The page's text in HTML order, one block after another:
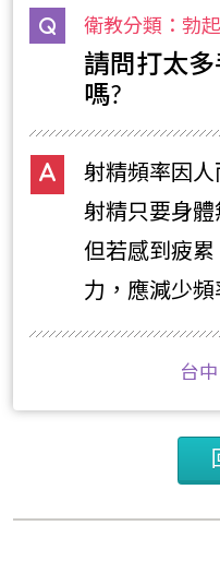
衛教分類：勃
請問打太
嗎?
射精頻率因
射精只要身體
但若感到疲
力，應減少頻
台